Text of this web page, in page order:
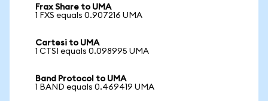
Frax Share to UMA
1 FXS equals 0.907216 UMA
Cartesi to UMA
1 CTSI equals 0.098995 UMA
Band Protocol to UMA
1 BAND equals 0.469419 UMA